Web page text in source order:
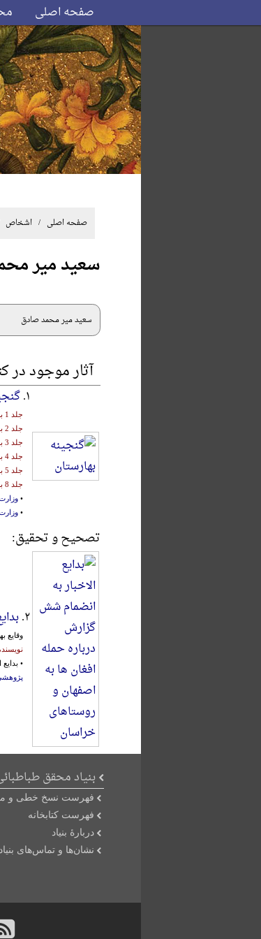
صفحه اصلی
صفحه اصلی / اشخاص /
سعید میر
سعید میر محمد صادق
آثار موجود در
۱.
جلد 1 به کوشش:
جلد 2 به کوشش:
جلد 3 به کوشش:
جلد 4 به کوشش:
جلد 5 به کوشش:
جلد 8 به کوشش:
•
•
تصحیح و تحقیق:
۲.
وقایع
•
بنیاد محقق
فهرست نسخ خطی و
فهرست کتابخانه
دربارۀ بنیاد
نشان‌ها و تماس‌های بنیاد